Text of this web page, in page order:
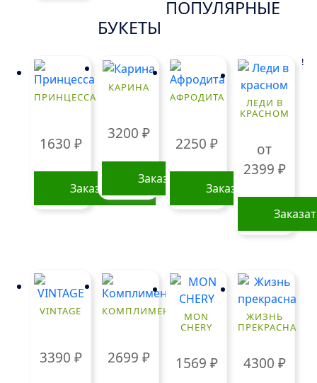
ПОПУЛЯРНЫЕ
БУКЕТЫ
ПРИНЦЕССА
1630 ₽
Заказать
КАРИНА
3200 ₽
Заказать
АФРОДИТА
2250 ₽
Заказать
ЛЕДИ В
КРАСНОМ
от
2399 ₽
Опции
выбрать
VINTAGE
3390 ₽
КОМПЛИМЕНТ
2699 ₽
MON
CHERY
1569 ₽
ЖИЗНЬ
ПРЕКРАСНА
4300 ₽
!